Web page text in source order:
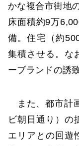
かな複合市街地
床面積約9万
備。住宅（約
集積させる。な
ーブランドの誘
また、都市計
ビ朝日通り）の
エリアとの回遊